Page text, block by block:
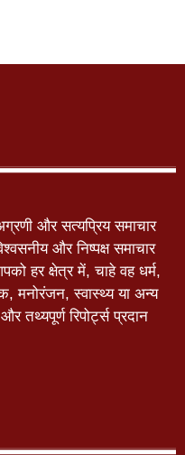
और सत्यप्रिय समाचार
और निष्पक्ष समाचार
हर क्षेत्र में, चाहे वह धर्म,
मनोरंजन, स्वास्थ्य या अन्य
तथ्यपूर्ण रिपोर्ट्स प्रदान